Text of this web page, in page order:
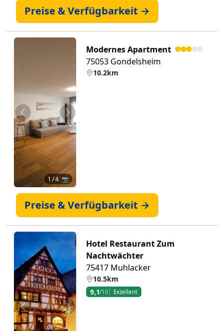
Preise & Verfügbarkeit →
Zurück Weiter
1 / 4 📷
Modernes Apartment
75053 Gondelsheim
10.2km
Preise & Verfügbarkeit →
Zurück Weiter
Hotel Restaurant Zum
Nachtwächter
75417 Muhlacker
10.5km
9,1/10 Exzellent